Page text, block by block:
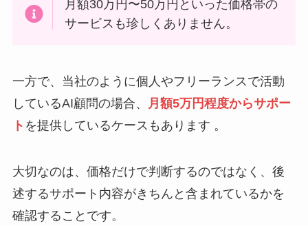
月額30万円〜50万円といった価格帯の
サービスも珍しくありません。
一方で、当社のように個人やフリーランスで活動
しているAI顧問の場合、
月額5万円程度からサポー
ト を提供しているケースもあります 。
大切なのは、価格だけで判断するのではなく、後
述するサポート内容がきちんと含まれているかを
確認することです。